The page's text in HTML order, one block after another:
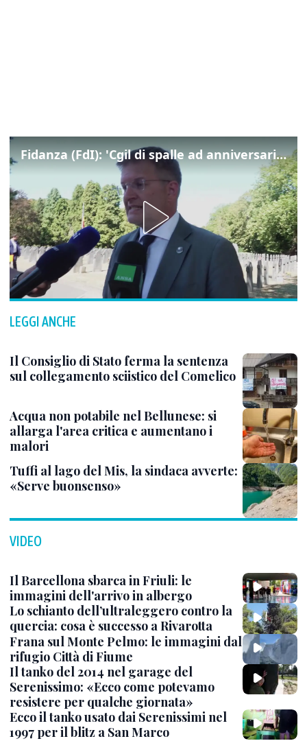
Fidanza (FdI): 'Cgil di spalle ad anniversario Marcinelle mentre La Russa leggeva Mattarella, si vergogni!'
LEGGI ANCHE
Il Consiglio di Stato ferma la sentenza
sul collegamento sciistico del Comelico
Acqua non potabile nel Bellunese: si
allarga l'area critica e aumentano i
malori
Tuffi al lago del Mis, la sindaca avverte:
«Serve buonsenso»
VIDEO
Il Barcellona sbarca in Friuli: le
immagini dell'arrivo in albergo
Lo schianto dell’ultraleggero contro la
quercia: cosa è successo a Rivarotta
Frana sul Monte Pelmo: le immagini dal
rifugio Città di Fiume
Il tanko del 2014 nel garage del
Serenissimo: «Ecco come potevamo
resistere per qualche giornata»
Ecco il tanko usato dai Serenissimi nel
1997 per il blitz a San Marco